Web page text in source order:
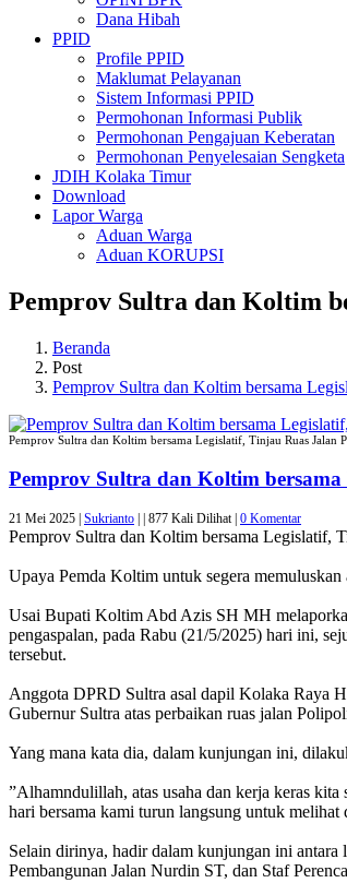
Dana Hibah
PPID
Profile PPID
Maklumat Pelayanan
Sistem Informasi PPID
Permohonan Informasi Publik
Permohonan Pengajuan Keberatan
Permohonan Penyelesaian Sengketa
JDIH Kolaka Timur
Download
Lapor Warga
Aduan Warga
Aduan KORUPSI
Pemprov Sultra dan Koltim
Beranda
Post
Pemprov Sultra dan Koltim bersama
Pemprov Sultra dan Koltim bersama Legislatif, Tinjau Ruas Jalan
Pemprov Sultra dan Koltim
21 Mei 2025 | Sukrianto 877 Kali Dilihat | 0 Komentar
Pemprov Sultra dan Koltim bersama Legislatif,
Upaya Pemda Koltim untuk segera
Usai Bupati Koltim Abd Azis SH MH
pengaspalan, pada Rabu (21/5/2025) hari ini,
tersebut.
Anggota DPRD Sultra asal dapil Kolaka Raya
Gubernur Sultra atas perbaikan ruas jalan
Yang mana kata dia, dalam kunjungan ini,
”Alhamndulillah, atas usaha dan kerja keras
hari bersama kami turun langsung untuk
Selain dirinya, hadir dalam kunjungan ini
Pembangunan Jalan Nurdin ST, dan Staf